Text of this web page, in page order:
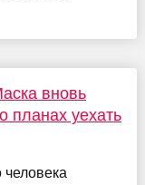
вновь
планах уехать
человека